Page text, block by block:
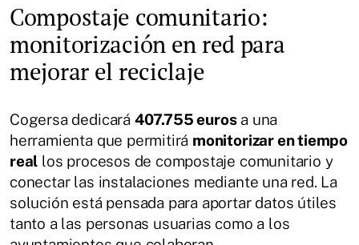
Compostaje comunitario:
monitorización en red para
mejorar el reciclaje
Cogersa dedicará 407.755 eurosa una
herramienta que permitirá monitorizar en tiempo
real los procesos de compostaje comunitario y
conectar las instalaciones mediante una red. La
solución está pensada para aportar datos útiles
tanto a las personas usuarias como a los